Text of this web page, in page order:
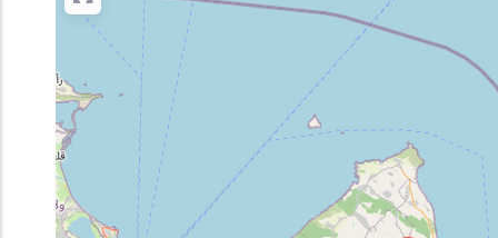
Foire aux Questions